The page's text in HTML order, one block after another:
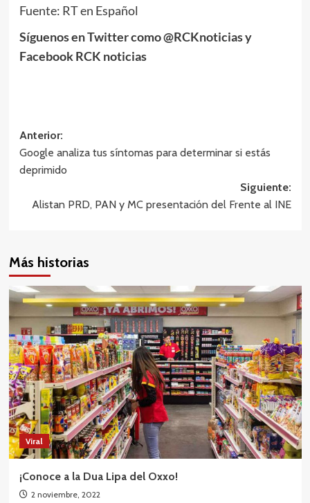
Fuente: RT en Español
Síguenos en Twitter como @RCKnoticias y
Facebook RCK noticias
Navegación
de
entradas
Anterior:
Google analiza tus síntomas para determinar si estás
deprimido
Siguiente:
Alistan PRD, PAN y MC presentación del Frente al INE
Más historias
Viral
¡Conoce a la Dua Lipa del Oxxo!
2 noviembre, 2022